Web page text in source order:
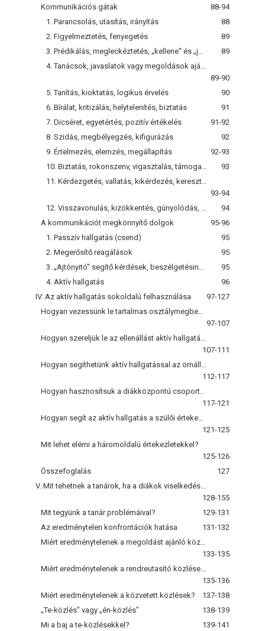
Kommunikációs gátak
88-94
1. Parancsolás, utasítás, irányítás
88
2. Figyelmeztetés, fenyegetés
89
89
89-90
5. Tanítás, kioktatás, logikus érvelés
90
6. Bírálat, kritizálás, helytelenítés, biztatás
91
7. Dicséret, egyetértés, pozitív értékelés
91-92
8. Szidás, megbélyegzés, kifigurázás
92
9. Értelmezés, elemzés, megállapítás
92-93
93
93-94
94
A kommunikációt megkönnyítő dolgok
95-96
1. Passzív hallgatás (csend)
95
2. Megerősítő reagálások
95
95
4. Aktív hallgatás
96
IV. Az aktív hallgatás sokoldalú felhasználása
97-127
97-107
107-111
112-117
117-121
121-125
Mit lehet elérni a háromoldalú értekezletekkel?
125-126
Összefoglalás
127
128-155
Mit tegyünk a tanár problémáival?
129-131
Az eredménytelen konfrontációk hatása
131-132
133-135
135-136
Miért eredménytelenek a közvetett közlések?
137-138
„Te-közlés" vagy „én-közlés"
138-139
Mi a baj a te-közlésekkel?
139-141